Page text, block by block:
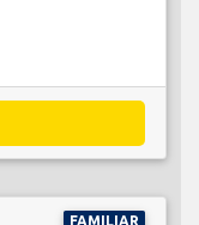
FAMILIAR